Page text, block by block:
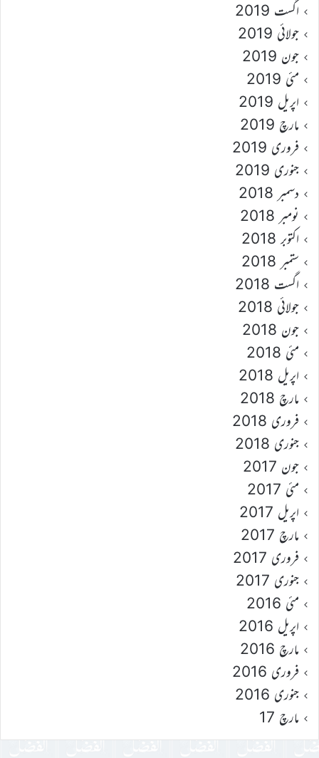
اگست 2019
جولائی 2019
جون 2019
مئی 2019
اپریل 2019
مارچ 2019
فروری 2019
جنوری 2019
دسمبر 2018
نومبر 2018
اکتوبر 2018
ستمبر 2018
اگست 2018
جولائی 2018
جون 2018
مئی 2018
اپریل 2018
مارچ 2018
فروری 2018
جنوری 2018
جون 2017
مئی 2017
اپریل 2017
مارچ 2017
فروری 2017
جنوری 2017
مئی 2016
اپریل 2016
مارچ 2016
فروری 2016
جنوری 2016
مارچ 17